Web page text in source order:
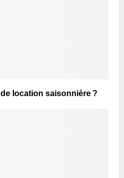
location saisonnière ?